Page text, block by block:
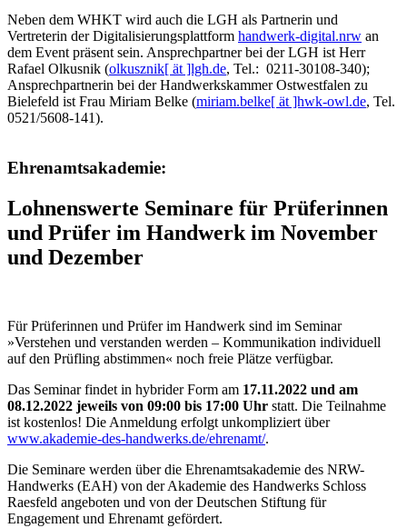
Neben dem WHKT wird auch die LGH als Partnerin und
Vertreterin der Digitalisierungsplattform handwerk-digital.nrw an
dem Event präsent sein. Ansprechpartner bei der LGH ist Herr
Rafael Olkusnik (olkusznik[ ät ]lgh.de, Tel.: 0211-30108-340);
Ansprechpartnerin bei der Handwerkskammer Ostwestfalen zu
Bielefeld ist Frau Miriam Belke (miriam.belke[ ät ]hwk-owl.de, Tel.
0521/5608-141).
Ehrenamtsakademie:
Lohnenswerte Seminare für Prüferinnen
und Prüfer im Handwerk im November
und Dezember
Für Prüferinnen und Prüfer im Handwerk sind im Seminar
»Verstehen und verstanden werden – Kommunikation individuell
auf den Prüfling abstimmen« noch freie Plätze verfügbar.
Das Seminar findet in hybrider Form am 17.11.2022 und am
08.12.2022 jeweils von 09:00 bis 17:00 Uhr statt. Die Teilnahme
ist kostenlos! Die Anmeldung erfolgt unkompliziert über
www.akademie-des-handwerks.de/ehrenamt/.
Die Seminare werden über die Ehrenamtsakademie des NRW-
Handwerks (EAH) von der Akademie des Handwerks Schloss
Raesfeld angeboten und von der Deutschen Stiftung für
Engagement und Ehrenamt gefördert.